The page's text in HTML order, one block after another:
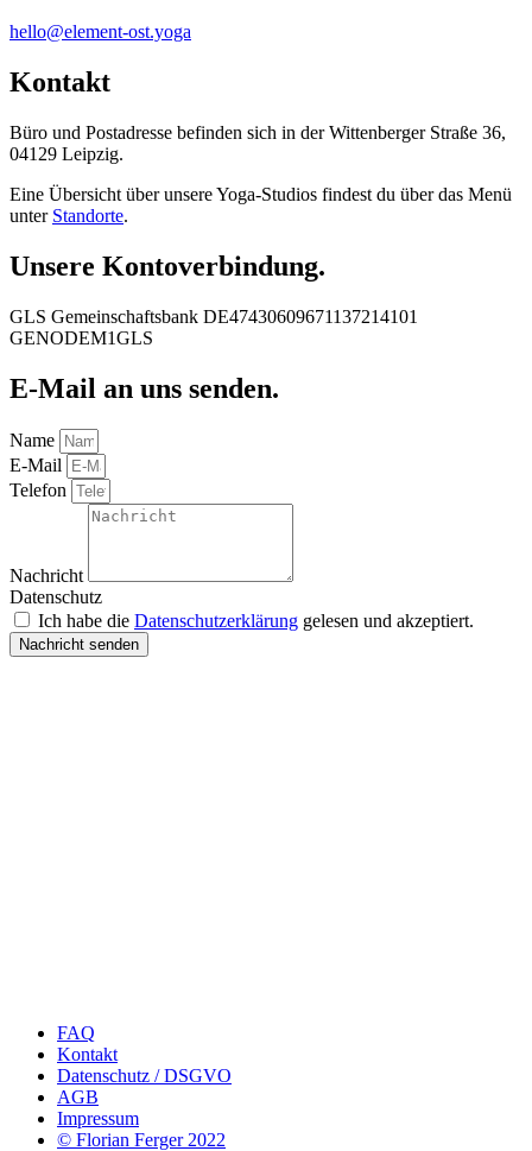
hello@element-ost.yoga
Kontakt
Büro und Postadresse befinden sich in der Wittenberger Straße 36,
04129 Leipzig.
Eine Übersicht über unsere Yoga-Studios findest du über das Menü
unter Standorte.
Unsere Kontoverbindung.
GLS Gemeinschaftsbank DE47430609671137214101
GENODEM1GLS
E-Mail an uns senden.
Name
E-Mail
Telefon
Nachricht
Datenschutz
Ich habe die Datenschutzerklärung gelesen und akzeptiert.
Nachricht senden
FAQ
Kontakt
Datenschutz / DSGVO
AGB
Impressum
© Florian Ferger 2022